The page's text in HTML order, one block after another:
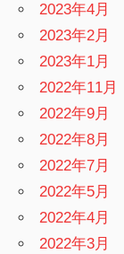
2023年4月
2023年2月
2023年1月
2022年11月
2022年9月
2022年8月
2022年7月
2022年5月
2022年4月
2022年3月